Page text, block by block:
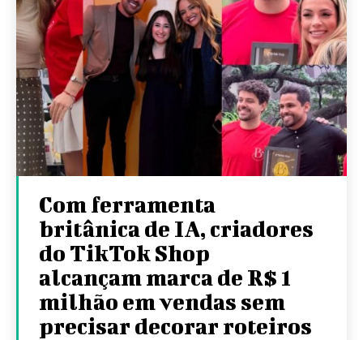
Com ferramenta
britânica de IA, criadores
do TikTok Shop
alcançam marca de R$ 1
milhão em vendas sem
precisar decorar roteiros